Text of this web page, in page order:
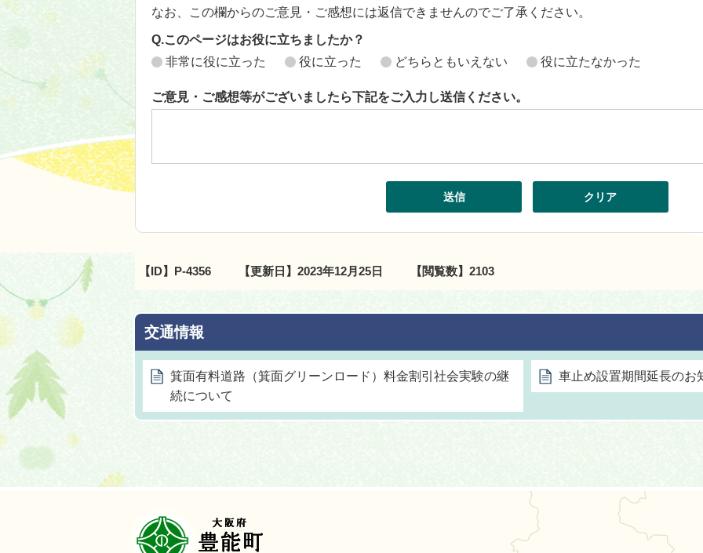
なお、この欄からのご意見・ご感想には返信できませんのでご了承ください。
Q.このページはお役に立ちましたか？
非常に役に立った
役に立った どちらともいえない 役に立たなかった
ご意見・ご感想等がございましたら下記をご入力し送信ください。
【ID】 P-4356 【更新日】 2023年12月25日 【閲覧数】 2103
交通情報
箕面有料道路（箕面グリーンロード）料金割引社会実験の継
続について
車止め設置期間延長のお